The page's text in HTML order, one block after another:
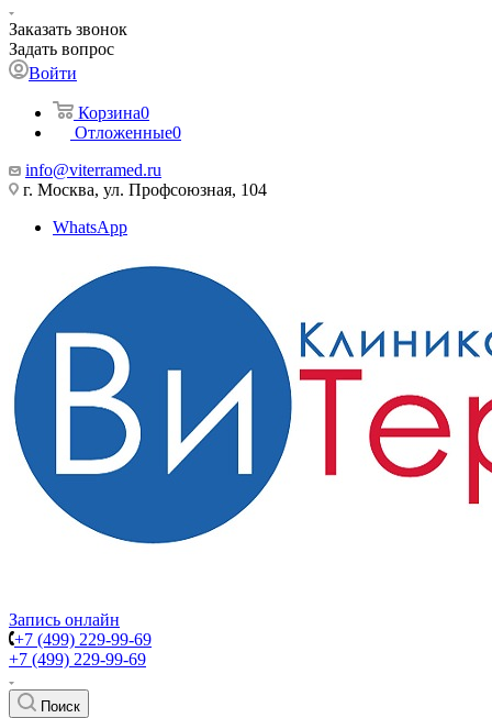
Заказать звонок
Задать вопрос
Войти
Корзина0
Отложенные0
info@viterramed.ru
г. Москва, ул. Профсоюзная, 104
WhatsApp
Запись онлайн
+7 (499) 229-99-69
+7 (499) 229-99-69
Поиск